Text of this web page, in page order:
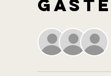
Gäste